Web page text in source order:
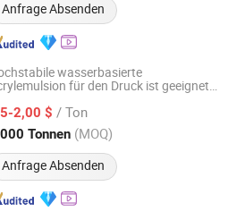
Anfrage Absenden
wasserbasierte
für den Druck ist geeignet
und spezielles Papier
2,00 $ / Ton
Tonnen (MOQ)
Anfrage Absenden
Technology Co., Ltd.
Seit 2022